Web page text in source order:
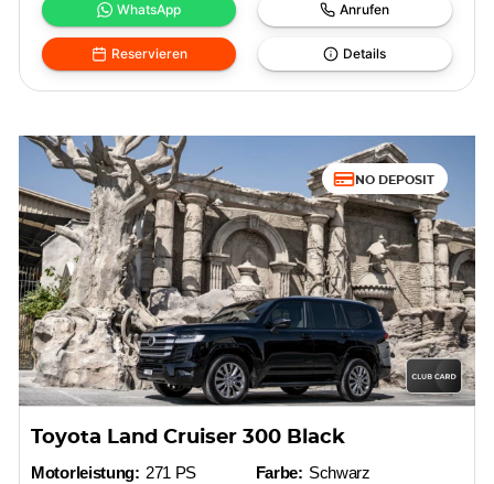
WhatsApp Anrufen
Reservieren Details
NO DEPOSIT
Toyota Land Cruiser 300 Black
Motorleistung: 271 PS
Farbe: Schwarz